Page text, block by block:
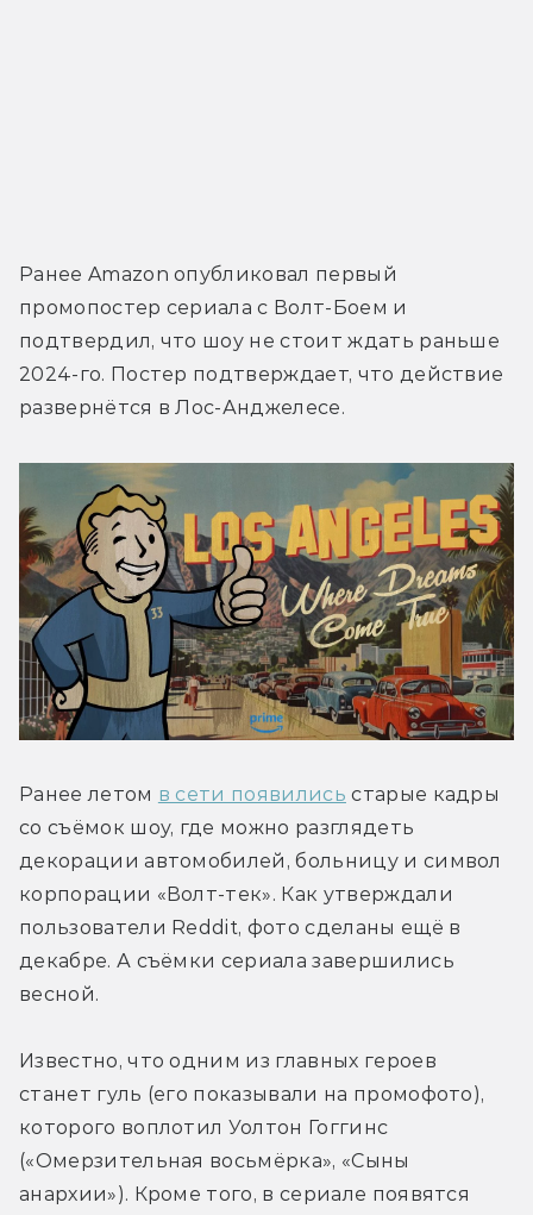
Ранее Amazon опубликовал первый
промопостер сериала с Волт-Боем и
подтвердил, что шоу не стоит ждать раньше
2024-го. Постер подтверждает, что действие
развернётся в Лос-Анджелесе.
Ранее летом в сети появились старые кадры
со съёмок шоу, где можно разглядеть
декорации автомобилей, больницу и символ
корпорации «Волт-тек». Как утверждали
пользователи Reddit, фото сделаны ещё в
декабре. А съёмки сериала завершились
весной.
Известно, что одним из главных героев
станет гуль (его показывали на промофото),
которого воплотил Уолтон Гоггинс
(«Омерзительная восьмёрка», «Сыны
анархии»). Кроме того, в сериале появятся